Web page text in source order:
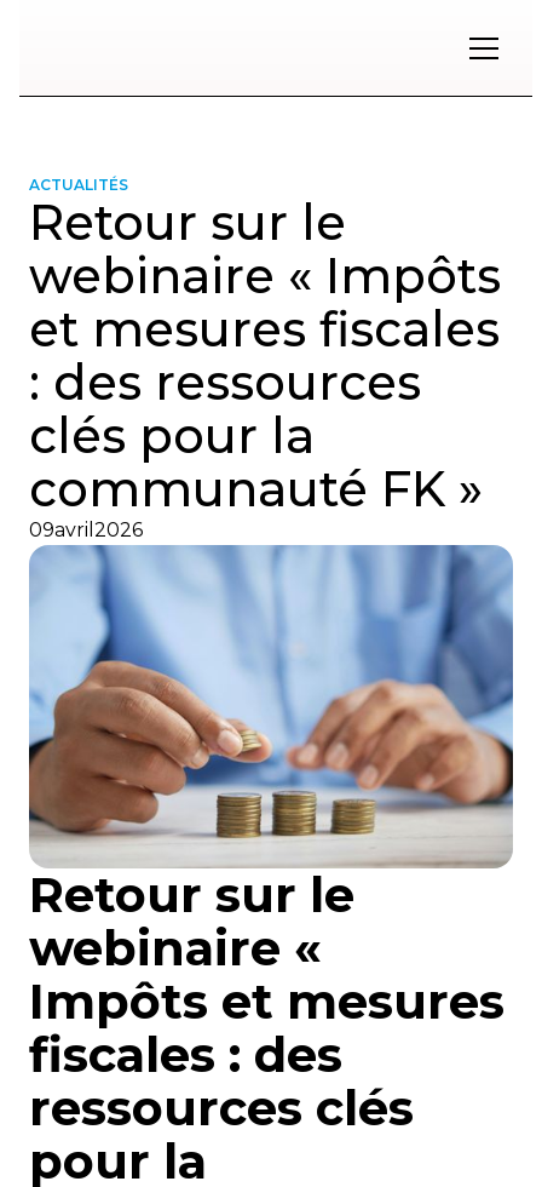
ACTUALITÉS
Retour sur le
webinaire « Impôts
et mesures fiscales
: des ressources
clés pour la
communauté FK »
09avril 2026
Retour sur le
webinaire «
Impôts et mesures
fiscales : des
ressources clés
pour la
Restons
contact
Inscrivez-
à
notre
infolettre
pour
rester
des
nouveautés.
Prénom
Courriel
Lien
M'inscrire